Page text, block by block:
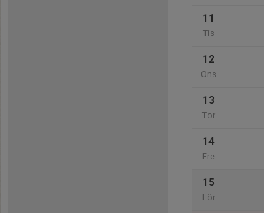
11
Tis
12
Ons
13
Tor
14
Fre
15
Lör